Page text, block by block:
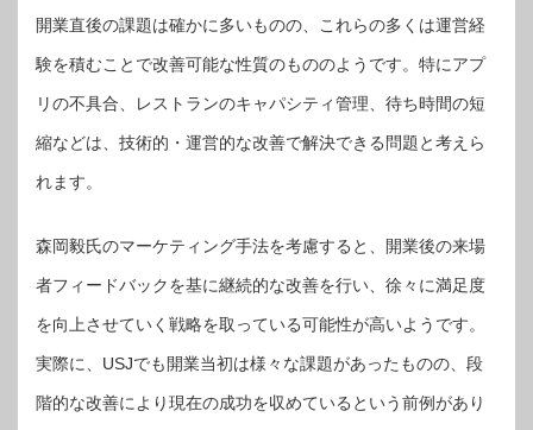
開業直後の課題は確かに多いものの、これらの多くは運営経
験を積むことで改善可能な性質のもののようです。特にアプ
リの不具合、レストランのキャパシティ管理、待ち時間の短
縮などは、技術的・運営的な改善で解決できる問題と考えら
れます。
森岡毅氏のマーケティング手法を考慮すると、開業後の来場
者フィードバックを基に継続的な改善を行い、徐々に満足度
を向上させていく戦略を取っている可能性が高いようです。
実際に、USJでも開業当初は様々な課題があったものの、段
階的な改善により現在の成功を収めているという前例があり